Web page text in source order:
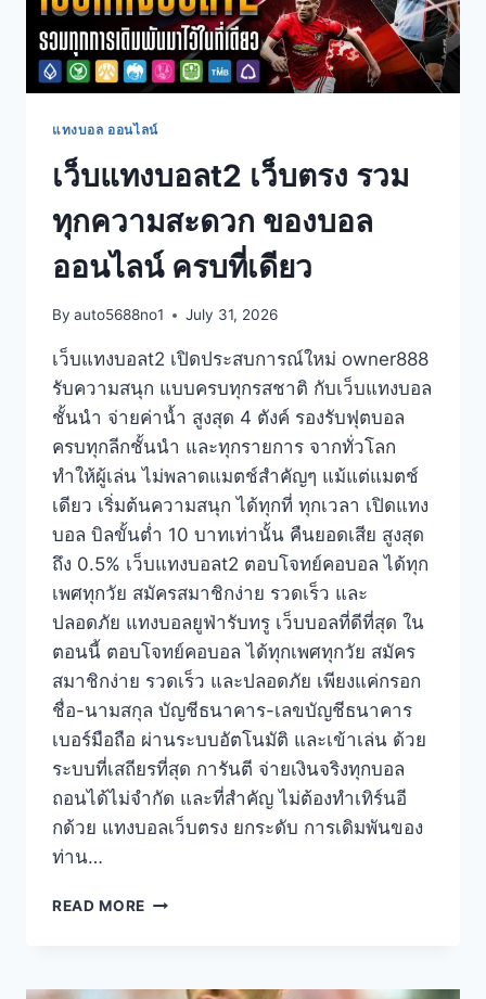
แทงบอล ออนไลน์
เว็บแทงบอลt2 เว็บตรง รวม
ทุกความสะดวก ของบอล
ออนไลน์ ครบที่เดียว
By auto5688no1 July 31, 2026
เว็บแทงบอลt2 เปิดประสบการณ์ใหม่ owner888
รับความสนุก แบบครบทุกรสชาติ กับเว็บแทงบอล
ชั้นนำ จ่ายค่าน้ำ สูงสุด 4 ตังค์ รองรับฟุตบอล
ครบทุกลีกชั้นนำ และทุกรายการ จากทั่วโลก
ทำให้ผู้เล่น ไม่พลาดแมตช์สำคัญๆ แม้แต่แมตช์
เดียว เริ่มต้นความสนุก ได้ทุกที่ ทุกเวลา เปิดแทง
บอล บิลขั้นต่ำ 10 บาทเท่านั้น คืนยอดเสีย สูงสุด
ถึง 0.5% เว็บแทงบอลt2 ตอบโจทย์คอบอล ได้ทุก
เพศทุกวัย สมัครสมาชิกง่าย รวดเร็ว และ
ปลอดภัย แทงบอลยูฟ่ารับทรู เว็บบอลที่ดีที่สุด ใน
ตอนนี้ ตอบโจทย์คอบอล ได้ทุกเพศทุกวัย สมัคร
สมาชิกง่าย รวดเร็ว และปลอดภัย เพียงแค่กรอก
ชื่อ-นามสกุล บัญชีธนาคาร-เลขบัญชีธนาคาร
เบอร์มือถือ ผ่านระบบอัตโนมัติ และเข้าเล่น ด้วย
ระบบที่เสถียรที่สุด การันตี จ่ายเงินจริงทุกบอล
ถอนได้ไม่จำกัด และที่สำคัญ ไม่ต้องทำเทิร์นอี
กด้วย แทงบอลเว็บตรง ยกระดับ การเดิมพันของ
ท่าน…
READ MORE